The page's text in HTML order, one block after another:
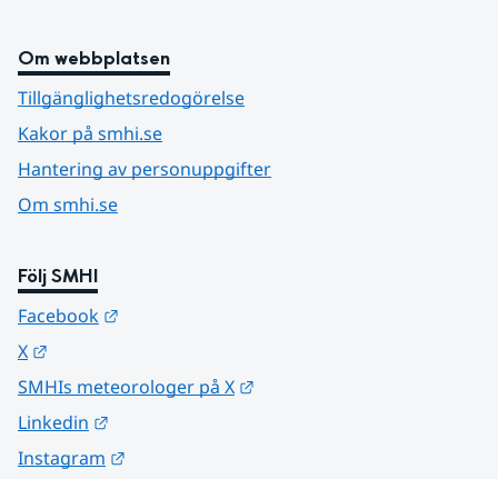
Om webbplatsen
Tillgänglighetsredogörelse
Kakor på smhi.se
Hantering av personuppgifter
Om smhi.se
Följ SMHI
Facebook
X
SMHIs meteorologer på X
Linkedin
Instagram